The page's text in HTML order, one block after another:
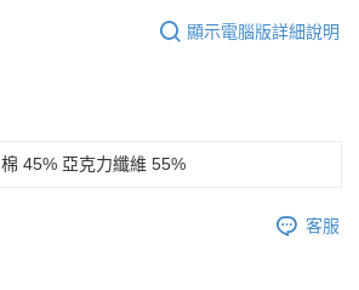
顯示電腦版詳細說明
棉 45% 亞克力纖維 55%
客服